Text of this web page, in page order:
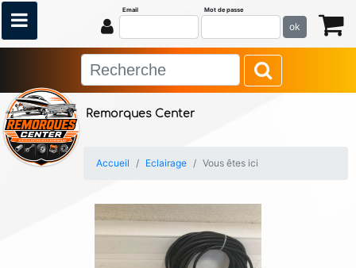
Remorques Center
Email Mot de passe
ok
Accueil Eclairage Vous êtes ici